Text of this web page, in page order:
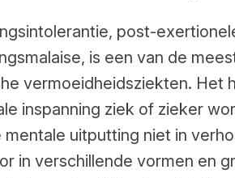
post-
is een van de
vermoeidheidsziekten. Het
inspanning ziek of zieker
uitputting niet in
in verschillende vormen en